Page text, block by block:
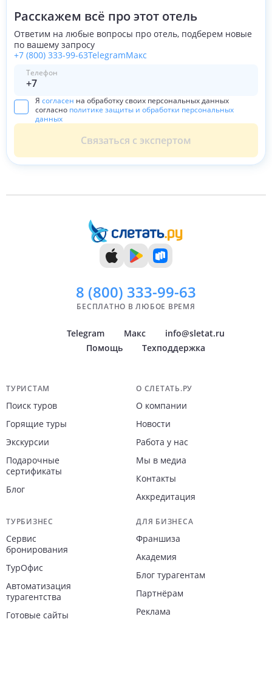
Расскажем всё про этот отель
Ответим на любые вопросы про отель, подберем новые
по вашему запросу
+7 (800) 333-99-63TelegramМакс
Телефон
Я согласен на обработку своих персональных данных
согласно политике защиты и обработки персональных
данных
Связаться с экспертом
8 (800) 333-99-63
БЕСПЛАТНО В ЛЮБОЕ ВРЕМЯ
Telegram Макс
info@sletat.ru
Помощь
Техподдержка
Навигация по сайту
ТУРИСТАМ
Поиск туров
Горящие туры
Экскурсии
Подарочные
сертификаты
Блог
О СЛЕТАТЬ.РУ
О компании
Новости
Работа у нас
Мы в медиа
Контакты
Аккредитация
ТУРБИЗНЕС
Сервис
бронирования
ТурОфис
Автоматизация
турагентства
Готовые сайты
ДЛЯ БИЗНЕСА
Франшиза
Академия
Блог турагентам
Партнёрам
Реклама